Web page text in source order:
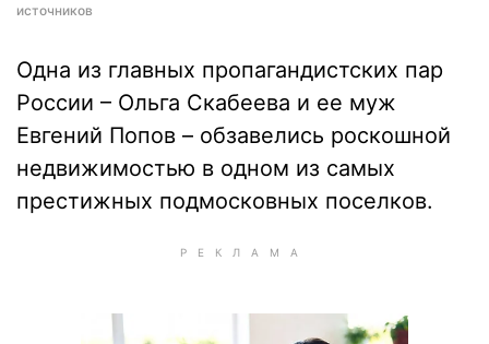
источников
Одна из главных пропагандистских пар
России – Ольга Скабеева и ее муж
Евгений Попов – обзавелись роскошной
недвижимостью в одном из самых
престижных подмосковных поселков.